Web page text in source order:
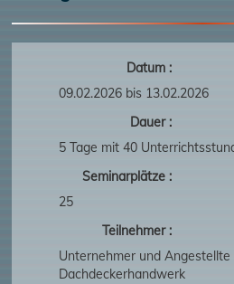
Datum :
09.02.2026 bis 13.02.2026
Dauer :
5 Tage mit 40
Seminarplätze :
25
Teilnehmer :
Unternehmer und Angestellte
Dachdeckerhandwerk